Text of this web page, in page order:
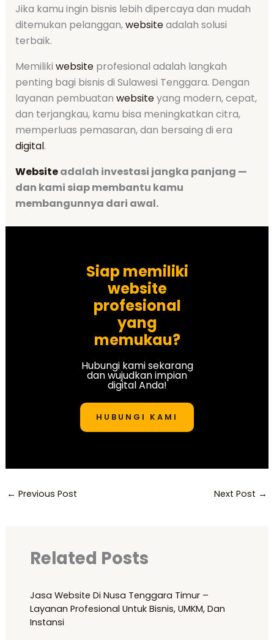
Jika kamu ingin bisnis lebih dipercaya dan mudah
ditemukan pelanggan,websiteadalah solusi
terbaik.
Memiliki websiteprofesional adalah langkah
penting bagi bisnis di Sulawesi Tenggara. Dengan
layanan pembuatan websiteyang modern, cepat,
dan terjangkau, kamu bisa meningkatkan citra,
memperluas pemasaran, dan bersaing di era
digital.
Websiteadalah investasi jangka panjang —
dan kami siap membantu kamu
membangunnya dari awal.
Siap memiliki
website
profesional
yang
memukau?
Hubungi kami sekarang
dan wujudkan impian
digital Anda!
HUBUNGI KAMI
← Previous Post Next Post →
Related Posts
Jasa Website Di Nusa Tenggara Timur –
Layanan Profesional Untuk Bisnis, UMKM, Dan
Instansi